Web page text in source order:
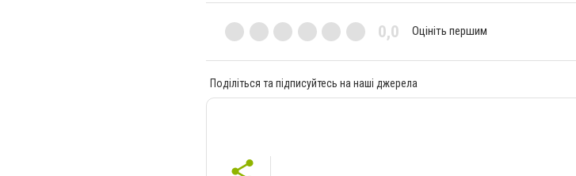
0,0 Оцініть першим
Поділіться та підписуйтесь на наші джерела